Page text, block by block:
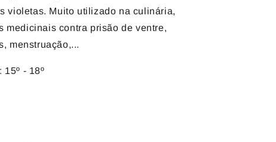
violetas. Muito utilizado na culinária,
medicinais contra prisão de ventre,
menstruação,...
- 18º